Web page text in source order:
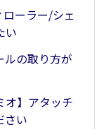
ーラー/シェ
い
ルの取り方が
オ】アタッチ
さい